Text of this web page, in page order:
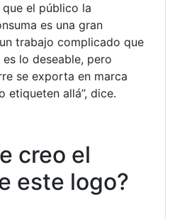
que el público la
es una gran
trabajo complicado que
lo deseable, pero
se exporta en marca
etiqueten allá”, dice.
creo el
este logo?